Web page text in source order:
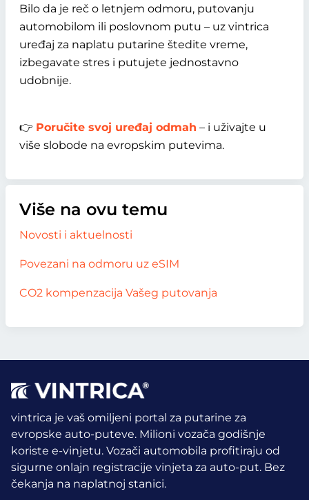
Bilo da je reč o letnjem odmoru, putovanju
automobilom ili poslovnom putu – uz vintrica
uređaj za naplatu putarine štedite vreme,
izbegavate stres i putujete jednostavno
udobnije.
👉 Poručite svoj uređaj odmah – i uživajte u
više slobode na evropskim putevima.
Više na ovu temu
Novosti i aktuelnosti
Povezani na odmoru uz eSIM
CO2 kompenzacija Vašeg putovanja
vintrica je vaš omiljeni portal za putarine za
evropske auto-puteve. Milioni vozača godišnje
koriste e-vinjetu. Vozači automobila profitiraju od
sigurne onlajn registracije vinjeta za auto-put. Bez
čekanja na naplatnoj stanici.